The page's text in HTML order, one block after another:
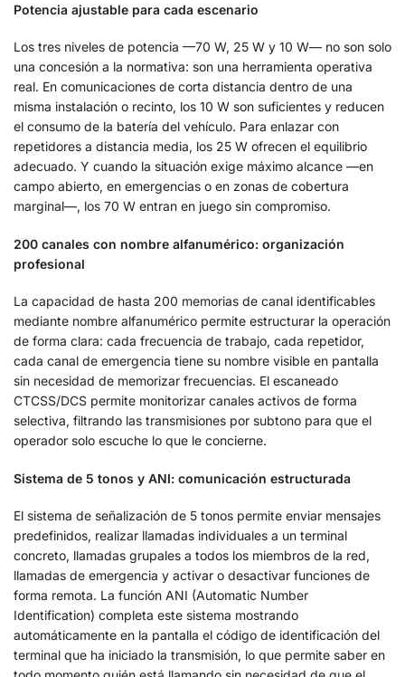
Potencia ajustable para cada escenario
Los tres niveles de potencia —70 W, 25 W y 10 W— no son solo
una concesión a la normativa: son una herramienta operativa
real. En comunicaciones de corta distancia dentro de una
misma instalación o recinto, los 10 W son suficientes y reducen
el consumo de la batería del vehículo. Para enlazar con
repetidores a distancia media, los 25 W ofrecen el equilibrio
adecuado. Y cuando la situación exige máximo alcance —en
campo abierto, en emergencias o en zonas de cobertura
marginal—, los 70 W entran en juego sin compromiso.
200 canales con nombre alfanumérico: organización
profesional
La capacidad de hasta 200 memorias de canal identificables
mediante nombre alfanumérico permite estructurar la operación
de forma clara: cada frecuencia de trabajo, cada repetidor,
cada canal de emergencia tiene su nombre visible en pantalla
sin necesidad de memorizar frecuencias. El escaneado
CTCSS/DCS permite monitorizar canales activos de forma
selectiva, filtrando las transmisiones por subtono para que el
operador solo escuche lo que le concierne.
Sistema de 5 tonos y ANI: comunicación estructurada
El sistema de señalización de 5 tonos permite enviar mensajes
predefinidos, realizar llamadas individuales a un terminal
concreto, llamadas grupales a todos los miembros de la red,
llamadas de emergencia y activar o desactivar funciones de
forma remota. La función ANI (Automatic Number
Identification) completa este sistema mostrando
automáticamente en la pantalla el código de identificación del
terminal que ha iniciado la transmisión, lo que permite saber en